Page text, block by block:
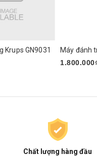
Krups GN9031
Chất lượng hàng đầu